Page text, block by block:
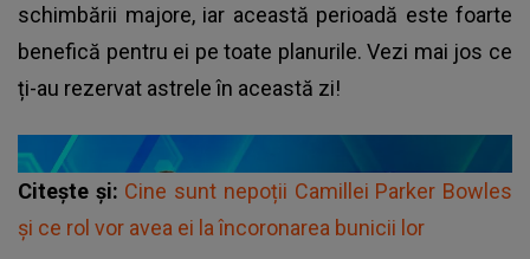
schimbării majore, iar această perioadă este foarte
benefică pentru ei pe toate planurile. Vezi mai jos ce
ți-au rezervat astrele în această zi!
Citește și: Cine sunt nepoții Camillei Parker Bowles
și ce rol vor avea ei la încoronarea bunicii lor